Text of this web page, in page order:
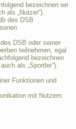
bezeichnen wir
als „Nutzer“).
des DSB
DSB oder seiner
teilnehmen, egal
bezeichnen
als „Sportler“).
Funktionen und
mit Nutzern.